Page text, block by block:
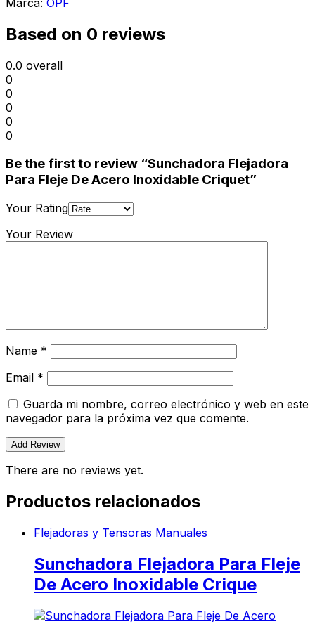
Based on 0 reviews
0.0 overall
0
0
0
0
0
Be the first to review “Sunchadora Flejadora
Para Fleje De Acero Inoxidable Criquet”
Your Rating
Your Review
Name *
Email *
Guarda mi nombre, correo electrónico y web en este
navegador para la próxima vez que comente.
There are no reviews yet.
Productos relacionados
Flejadoras y Tensoras Manuales
Sunchadora Flejadora Para Fleje
De Acero Inoxidable Crique